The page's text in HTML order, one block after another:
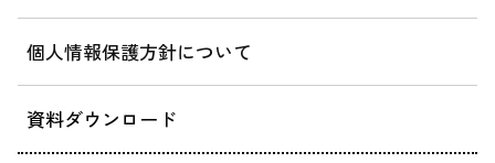
個人情報保護方針について
資料ダウンロード